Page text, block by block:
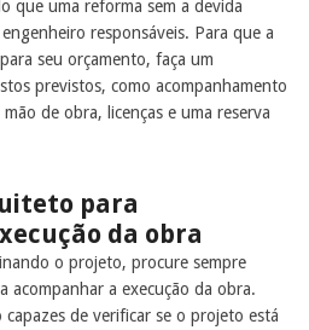
que uma reforma sem a devida
responsáveis. Para que a
seu orçamento, faça um
previstos, como acompanhamento
de obra, licenças e uma reserva
para
da obra
o projeto, procure sempre
acompanhar a execução da obra.
de verificar se o projeto está